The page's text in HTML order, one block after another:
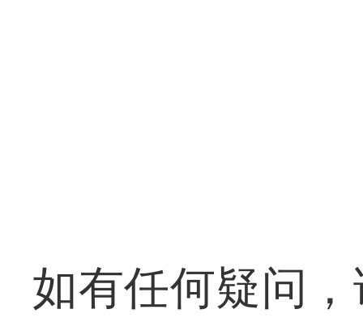
如有任何疑问